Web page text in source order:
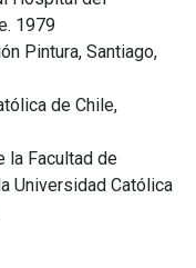
1979
Pintura, Santiago,
de Chile,
la Facultad de
Universidad Católica